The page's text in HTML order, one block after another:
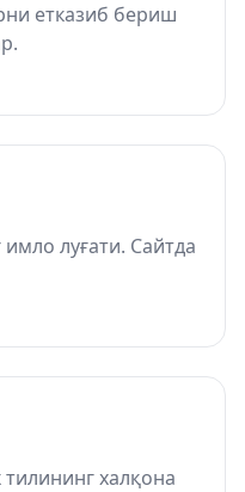
етказиб бериш
луғати. Сайтда
халқона